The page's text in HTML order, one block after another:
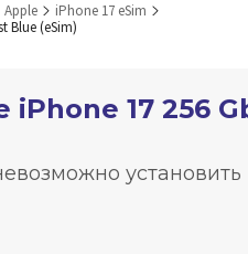
Apple
iPhone 17 eSim
Blue (eSim)
17 256
установить